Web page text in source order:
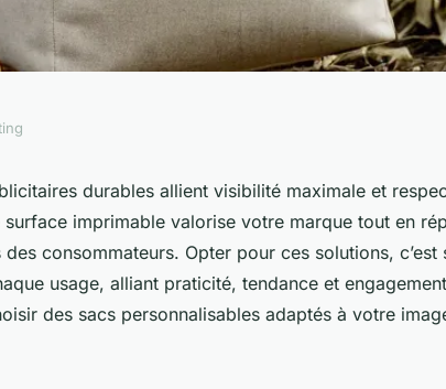
durables pour
durables allient visibilité maximale et
surface imprimable valorise votre marque tout en
consommateurs. Opter pour ces solutions, c’est
usage, alliant praticité, tendance et
des sacs personnalisables adaptés à votre